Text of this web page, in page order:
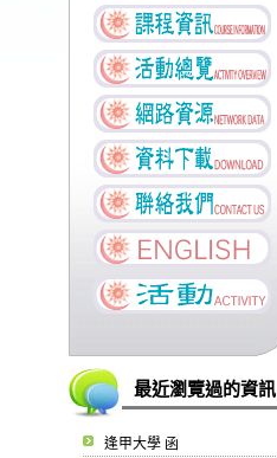
最近瀏覽過的資訊
逢甲大學 函